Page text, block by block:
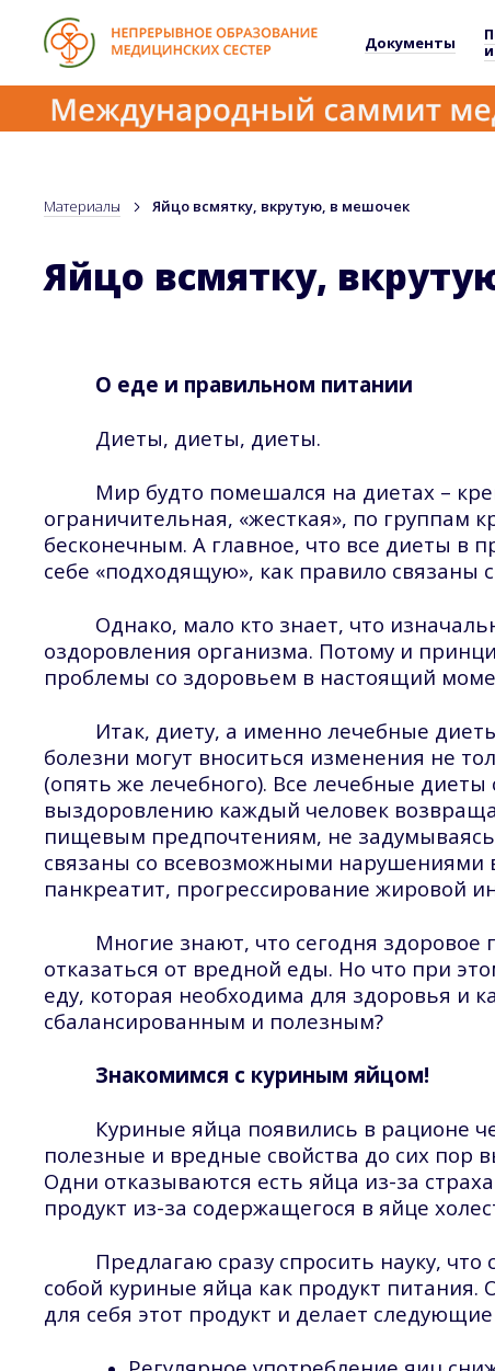
Документы
Материалы Яйцо всмятку, вкрутую, в мешочек
Яйцо всмятку,
О еде и правильном питании
Диеты, диеты, диеты.
Мир будто помешался на диетах –
ограничительная, «жесткая», по группам
бесконечным. А главное, что все диеты в
себе «подходящую», как правило связаны
Однако, мало кто знает, что
оздоровления организма. Потому и
проблемы со здоровьем в настоящий
Итак, диету, а именно лечебные
болезни могут вноситься изменения не
(опять же лечебного). Все лечебные
выздоровлению каждый человек
пищевым предпочтениям, не задумываясь
связаны со всевозможными нарушениями
панкреатит, прогрессирование жировой
Многие знают, что сегодня здоровое
отказаться от вредной еды. Но что при
еду, которая необходима для здоровья и
сбалансированным и полезным?
Знакомимся с куриным яйцом!
Куриные яйца появились в рационе
полезные и вредные свойства до сих пор
Одни отказываются есть яйца из-за
продукт из-за содержащегося в яйце
Предлагаю сразу спросить науку,
собой куриные яйца как продукт питания.
для себя этот продукт и делает